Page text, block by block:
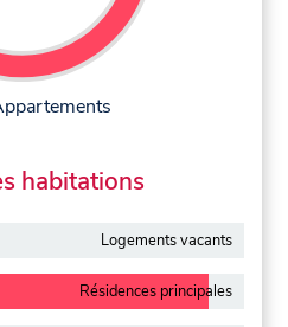
habitations
Logements vacants
Résidences principales